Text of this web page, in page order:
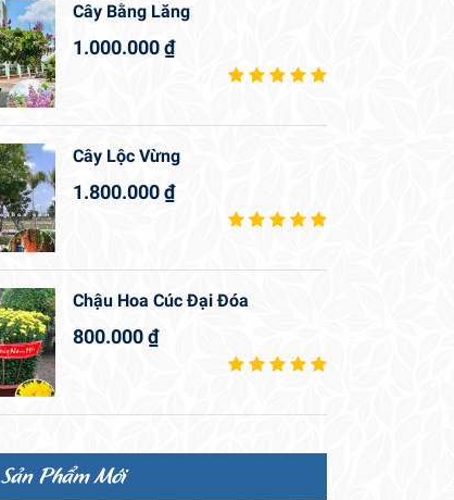
Cây Bằng Lăng
1.000.000₫
Cây Lộc Vừng
1.800.000₫
Chậu Hoa Cúc Đại Đóa
800.000₫
Sản Phẩm Mới